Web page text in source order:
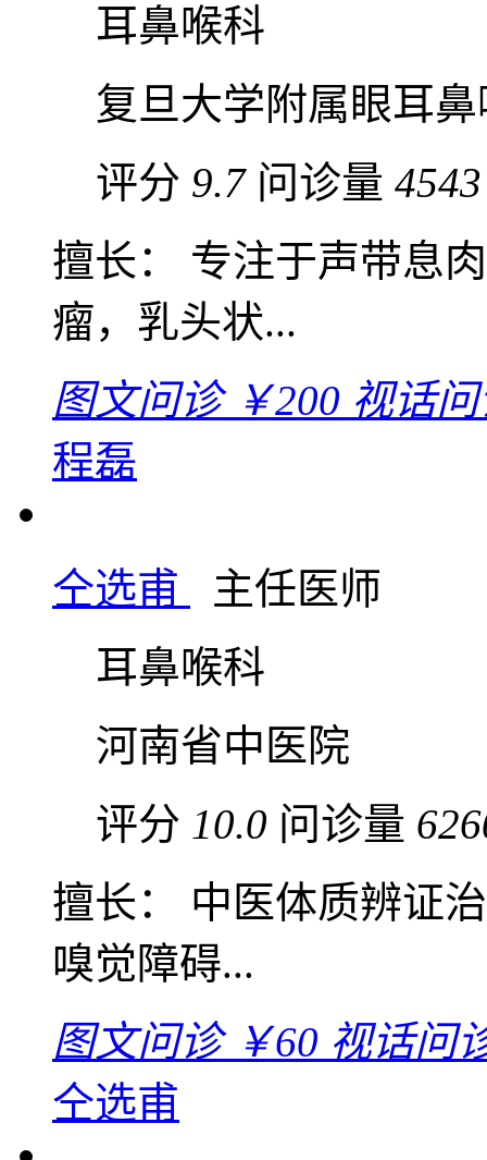
耳鼻喉科
复旦大学附属眼耳
评分 9.7 问诊量 4543
擅长： 专注于声带息
瘤，乳头状...
图文问诊 ￥200 视话
程磊
仝选甫
主任医师
耳鼻喉科
河南省中医院
评分 10.0 问诊量
擅长： 中医体质辨证
嗅觉障碍...
图文问诊 ￥60 视话问
仝选甫